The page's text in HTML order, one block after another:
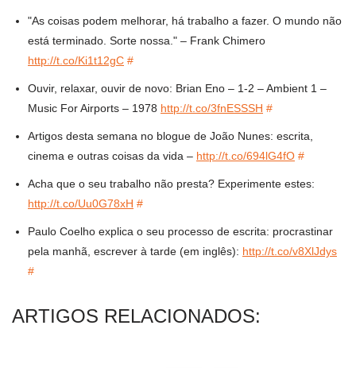
"As coisas podem melhorar, há trabalho a fazer. O mundo não
está terminado. Sorte nossa." – Frank Chimero
http://t.co/Ki1t12gC #
Ouvir, relaxar, ouvir de novo: Brian Eno – 1-2 – Ambient 1 –
Music For Airports – 1978 http://t.co/3fnESSSH #
Artigos desta semana no blogue de João Nunes: escrita,
cinema e outras coisas da vida – http://t.co/694lG4fO #
Acha que o seu trabalho não presta? Experimente estes:
http://t.co/Uu0G78xH #
Paulo Coelho explica o seu processo de escrita: procrastinar
pela manhã, escrever à tarde (em inglês): http://t.co/v8XlJdys
#
ARTIGOS RELACIONADOS: